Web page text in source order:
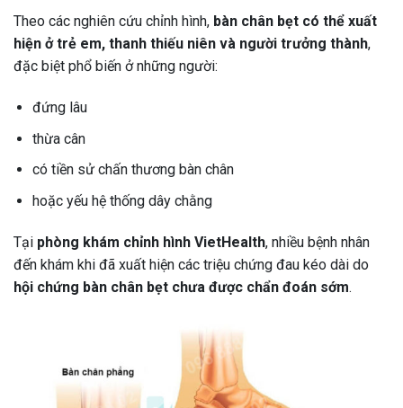
Theo các nghiên cứu chỉnh hình, bàn chân bẹt có thể xuất
hiện ở trẻ em, thanh thiếu niên và người trưởng thành,
đặc biệt phổ biến ở những người:
đứng lâu
thừa cân
có tiền sử chấn thương bàn chân
hoặc yếu hệ thống dây chằng
Tại phòng khám chỉnh hình VietHealth, nhiều bệnh nhân
đến khám khi đã xuất hiện các triệu chứng đau kéo dài do
hội chứng bàn chân bẹt chưa được chẩn đoán sớm.